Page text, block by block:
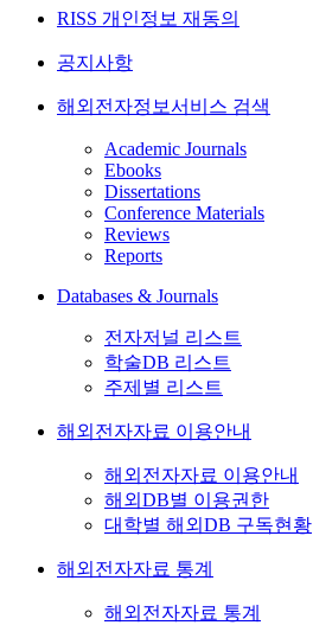
RISS 개인정보 재동의
공지사항
해외전자정보서비스 검색
Academic Journals
Ebooks
Dissertations
Conference Materials
Reviews
Reports
Databases & Journals
전자저널 리스트
학술DB 리스트
주제별 리스트
해외전자자료 이용안내
해외전자자료 이용안내
해외DB별 이용권한
대학별 해외DB 구독현황
해외전자자료 통계
해외전자자료 통계